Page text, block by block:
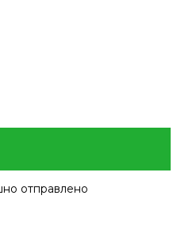
отправлено